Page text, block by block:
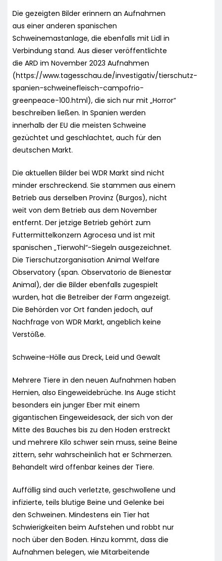
Die gezeigten Bilder erinnern an Aufnahmen
aus einer anderen spanischen
Schweinemastanlage, die ebenfalls mit Lidl in
Verbindung stand. Aus dieser veröffentlichte
die ARD im November 2023 Aufnahmen
(https://www.tagesschau.de/investigativ/tierschutz-
spanien-schweinefleisch-campofrio-
greenpeace-100.html), die sich nur mit „Horror“
beschreiben ließen. In Spanien werden
innerhalb der EU die meisten Schweine
gezüchtet und geschlachtet, auch für den
deutschen Markt.
Die aktuellen Bilder bei WDR Markt sind nicht
minder erschreckend. Sie stammen aus einem
Betrieb aus derselben Provinz (Burgos), nicht
weit von dem Betrieb aus dem November
entfernt. Der jetzige Betrieb gehört zum
Futtermittelkonzern Agrocesa und ist mit
spanischen „Tierwohl“-Siegeln ausgezeichnet.
Die Tierschutzorganisation Animal Welfare
Observatory (span. Observatorio de Bienestar
Animal), der die Bilder ebenfalls zugespielt
wurden, hat die Betreiber der Farm angezeigt.
Die Behörden vor Ort fanden jedoch, auf
Nachfrage von WDR Markt, angeblich keine
Verstöße.
Schweine-Hölle aus Dreck, Leid und Gewalt
Mehrere Tiere in den neuen Aufnahmen haben
Hernien, also Eingeweidebrüche. Ins Auge sticht
besonders ein junger Eber mit einem
gigantischen Eingeweidesack, der sich von der
Mitte des Bauches bis zu den Hoden erstreckt
und mehrere Kilo schwer sein muss, seine Beine
zittern, sehr wahrscheinlich hat er Schmerzen.
Behandelt wird offenbar keines der Tiere.
Auffällig sind auch verletzte, geschwollene und
infizierte, teils blutige Beine und Gelenke bei
den Schweinen. Mindestens ein Tier hat
Schwierigkeiten beim Aufstehen und robbt nur
noch über den Boden. Hinzu kommt, dass die
Aufnahmen belegen, wie Mitarbeitende